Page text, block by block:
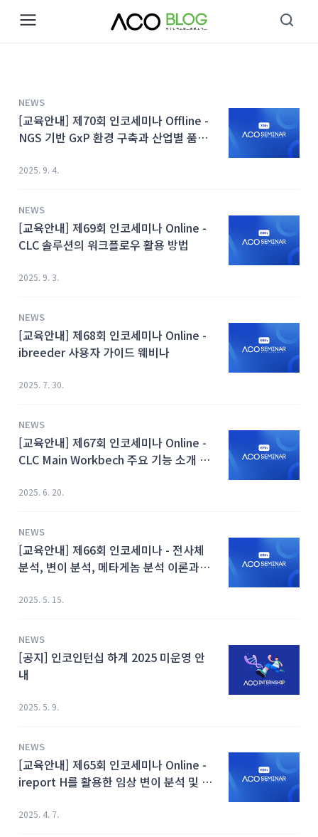
NEWS
[교육안내] 제70회 인코세미나 Offline -
NGS 기반 GxP 환경 구축과 산업별 품질
2025. 9. 4.
NEWS
[교육안내] 제69회 인코세미나 Online -
CLC 솔루션의 워크플로우 활용 방법
2025. 9. 3.
NEWS
[교육안내] 제68회 인코세미나 Online -
ibreeder 사용자 가이드 웨비나
2025. 7. 30.
NEWS
[교육안내] 제67회 인코세미나 Online -
CLC Main Workbech 주요 기능 소개 및
2025. 6. 20.
NEWS
[교육안내] 제66회 인코세미나 - 전사체
분석, 변이 분석, 메타게놈 분석 이론과
분석 방법
2025. 5. 15.
NEWS
[공지] 인코인턴십 하계 2025 미운영 안
내
2025. 5. 9.
NEWS
[교육안내] 제65회 인코세미나 Online -
ireport H를 활용한 임상 변이 분석 및 진
2025. 4. 7.